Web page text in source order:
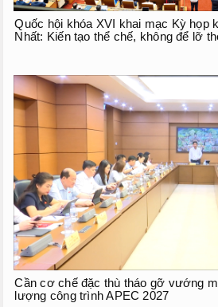
Quốc hội khóa XVI khai mạc Kỳ họp
Nhất: Kiến tạo thể chế, không để lỡ
Cần cơ chế đặc thù tháo gỡ vướng
lượng công trình APEC 2027